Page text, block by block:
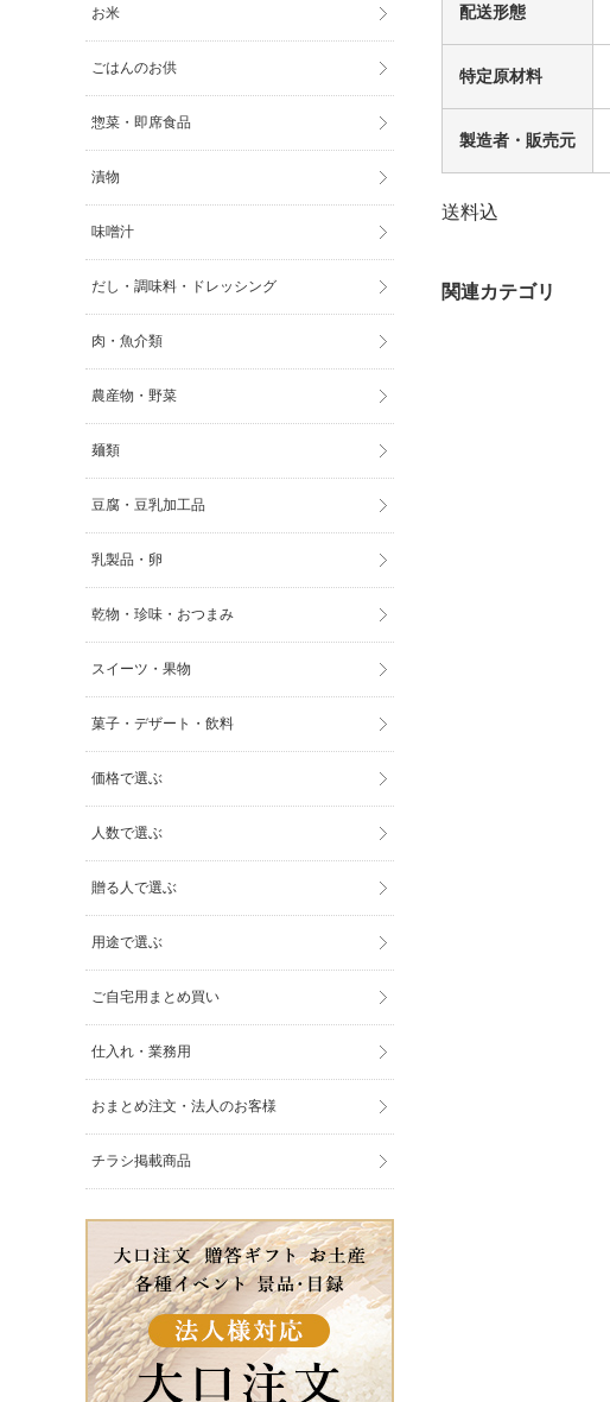
配送形態
特定原材料
製造者・販売元
送料込
お米
ごはんのお供
惣菜・即席食品
漬物
味噌汁
だし・調味料・ドレッシング
肉・魚介類
農産物・野菜
麺類
豆腐・豆乳加工品
乳製品・卵
乾物・珍味・おつまみ
スイーツ・果物
菓子・デザート・飲料
価格で選ぶ
人数で選ぶ
贈る人で選ぶ
用途で選ぶ
ご自宅用まとめ買い
仕入れ・業務用
おまとめ注文・法人のお客様
チラシ掲載商品